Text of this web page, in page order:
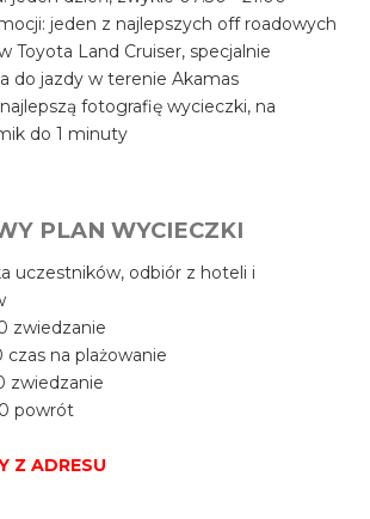
jeden z najlepszych off roadowych
Toyota Land Cruiser, specjalnie
do jazdy w terenie Akamas
fotografię wycieczki, na
do 1 minuty
PLAN WYCIECZKI
uczestników, odbiór z hoteli i
zwiedzanie
czas na plażowanie
zwiedzanie
powrót
Z ADRESU